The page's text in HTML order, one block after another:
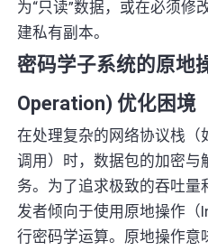
为“只读”数据，或在必须修
建私有副本。
密码学子系统的原地
Operation) 优化困境
在处理复杂的网络协议栈（
调用）时，数据包的加密与
务。为了追求极致的吞吐
发者倾向于使用原地操作（
行密码学运算。原地操作意